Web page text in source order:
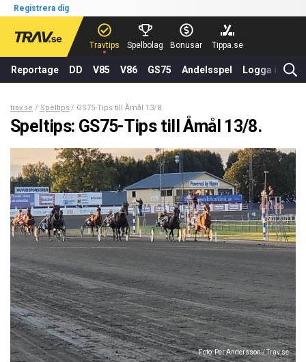
Registrera dig
Travtips Spelbolag Bonusar Tippa.se
Reportage DD V85 V86 GS75 Andelsspel Logga in
trav.se Speltips GS75-Tips till Åmål 13/8.
Speltips: GS75-Tips till Åmål 13/8.
Foto: Per Andersson / Trav.se